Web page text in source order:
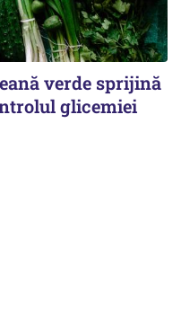
verde sprijină
glicemiei